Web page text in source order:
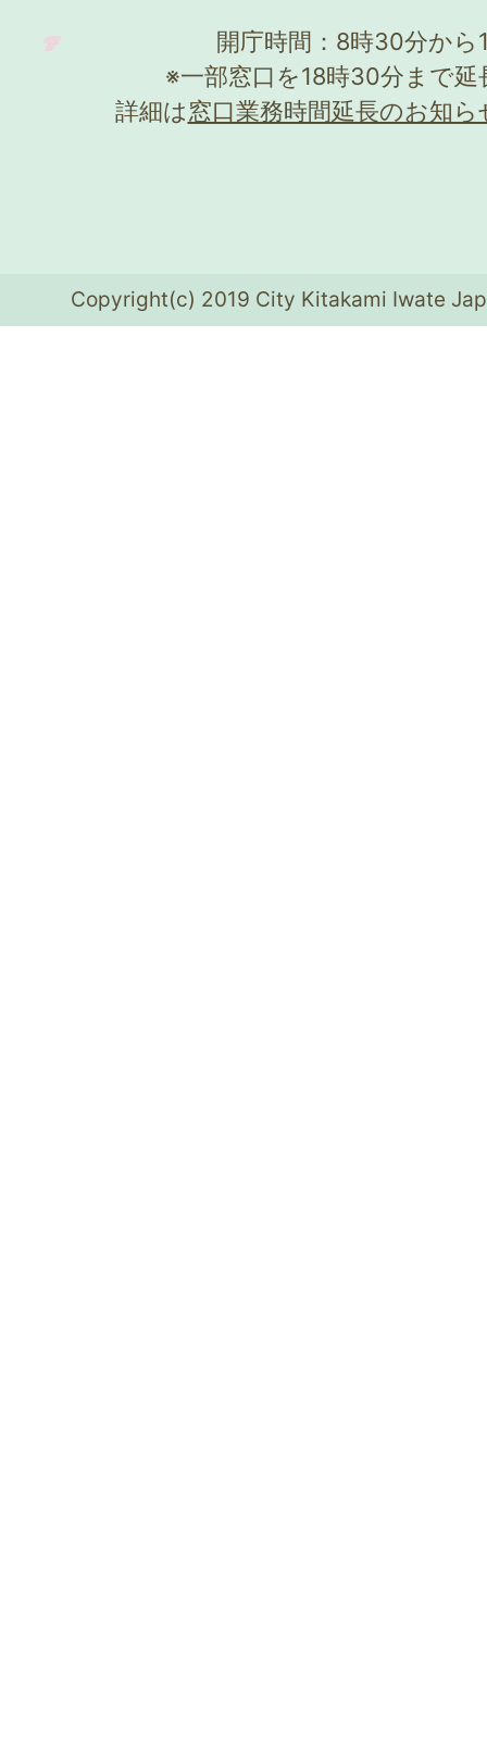
開庁時間：8時30分か
※一部窓口を18時30分まで
詳細は窓口業務時間延長のお知ら
Copyright(c) 2019 City Kitakami Iwate